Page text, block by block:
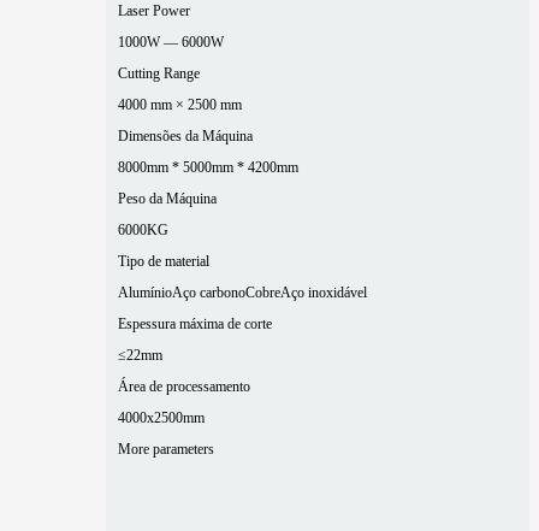
Laser Power
1000W — 6000W
Cutting Range
4000 mm × 2500 mm
Dimensões da Máquina
8000mm * 5000mm * 4200mm
Peso da Máquina
6000KG
Tipo de material
AlumínioAço carbonoCobreAço inoxidável
Espessura máxima de corte
≤22mm
Área de processamento
4000x2500mm
More parameters